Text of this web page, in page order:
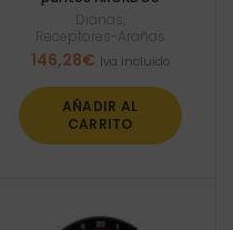
Dianas
Receptores-Arañas
146,28€ Iva incluido
AÑADIR AL
CARRITO